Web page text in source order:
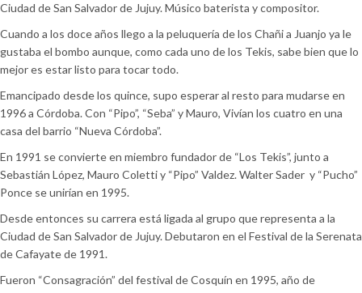
Ciudad de San Salvador de Jujuy. Músico baterista y compositor.
Cuando a los doce años llego a la peluquería de los Chañi a Juanjo ya le
gustaba el bombo aunque, como cada uno de los Tekis, sabe bien que lo
mejor es estar listo para tocar todo.
Emancipado desde los quince, supo esperar al resto para mudarse en
1996 a Córdoba. Con “Pipo”, “Seba” y Mauro, Vivían los cuatro en una
casa del barrio “Nueva Córdoba”.
En 1991 se convierte en miembro fundador de “Los Tekis”, junto a
Sebastián López, Mauro Coletti y “Pipo” Valdez. Walter Sader y “Pucho”
Ponce se unirían en 1995.
Desde entonces su carrera está ligada al grupo que representa a la
Ciudad de San Salvador de Jujuy. Debutaron en el Festival de la Serenata
de Cafayate de 1991.
Fueron “Consagración” del festival de Cosquín en 1995, año de